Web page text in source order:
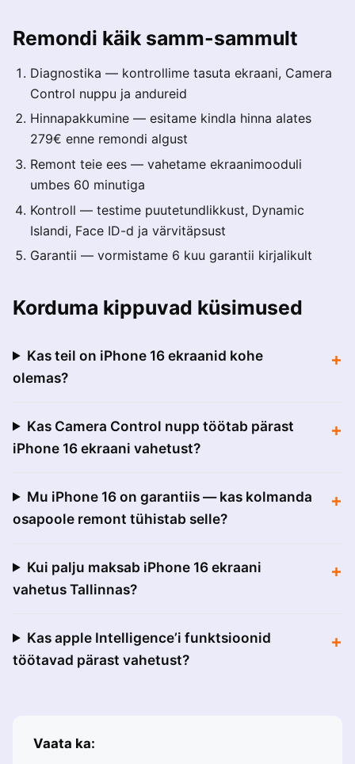
Remondi käik samm-sammult
Diagnostika — kontrollime tasuta ekraani, Camera
Control nuppu ja andureid
Hinnapakkumine — esitame kindla hinna alates
279€ enne remondi algust
Remont teie ees — vahetame ekraanimooduli
umbes 60 minutiga
Kontroll — testime puutetundlikkust, Dynamic
Islandi, Face ID-d ja värvitäpsust
Garantii — vormistame 6 kuu garantii kirjalikult
Korduma kippuvad küsimused
Kas teil on iPhone 16 ekraanid kohe
olemas?
Kas Camera Control nupp töötab pärast
iPhone 16 ekraani vahetust?
Mu iPhone 16 on garantiis — kas kolmanda
osapoole remont tühistab selle?
Kui palju maksab iPhone 16 ekraani
vahetus Tallinnas?
Kas apple Intelligence’i funktsioonid
töötavad pärast vahetust?
Vaata ka: